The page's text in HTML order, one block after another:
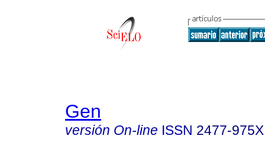
Gen
versión On-line ISSN 2477-975X